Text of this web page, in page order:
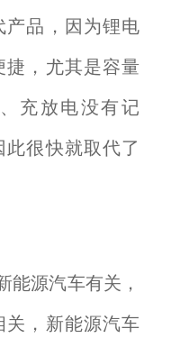
产品，因为锂电
捷，尤其是容量
充放电没有记
很快就取代了
能源汽车有关，
关，新能源汽车